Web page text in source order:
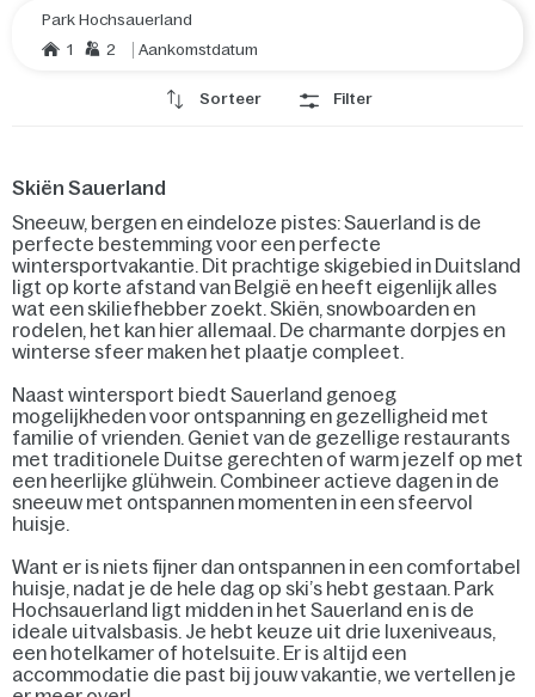
Park Hochsauerland
1
2 Aankomstdatum
Sorteer Filter
Skiën Sauerland
Sneeuw, bergen en eindeloze pistes: Sauerland is de
perfecte bestemming voor een perfecte
wintersportvakantie. Dit prachtige skigebied in Duitsland
ligt op korte afstand van België en heeft eigenlijk alles
wat een skiliefhebber zoekt. Skiën, snowboarden en
rodelen, het kan hier allemaal. De charmante dorpjes en
winterse sfeer maken het plaatje compleet.
Naast wintersport biedt Sauerland genoeg
mogelijkheden voor ontspanning en gezelligheid met
familie of vrienden. Geniet van de gezellige restaurants
met traditionele Duitse gerechten of warm jezelf op met
een heerlijke glühwein. Combineer actieve dagen in de
sneeuw met ontspannen momenten in een sfeervol
huisje.
Want er is niets fijner dan ontspannen in een comfortabel
huisje, nadat je de hele dag op ski’s hebt gestaan. Park
Hochsauerland ligt midden in het Sauerland en is de
ideale uitvalsbasis. Je hebt keuze uit drie luxeniveaus,
een hotelkamer of hotelsuite. Er is altijd een
accommodatie die past bij jouw vakantie, we vertellen je